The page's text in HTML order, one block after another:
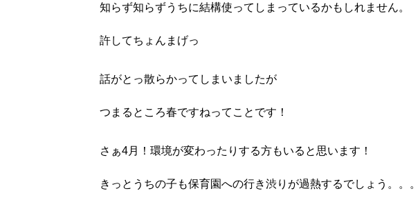
知らず知らずうちに結構使ってしまっているかもしれません。
許してちょんまげっ
話がとっ散らかってしまいましたが
つまるところ春ですねってことです！
さぁ4月！環境が変わったりする方もいると思います！
きっとうちの子も保育園への行き渋りが過熱するでしょう。。。